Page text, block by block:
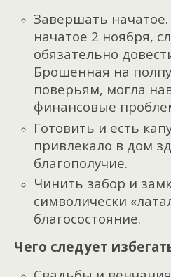
Завершать
начатое 2 ноября,
обязательно
Брошенная на
поверьям, могла
финансовые
Готовить и есть
привлекало в дом
благополучие.
Чинить забор и
символически
благосостояние.
Чего следует